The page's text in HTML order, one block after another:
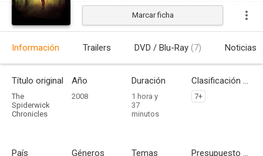
Marcar ficha
Información Trailers DVD / Blu-Ray (7) Noticias
Título original
The
Spiderwick
Chronicles
Año
2008
Duración
1 hora y
37
minutos
Clasificación por edades
7+
País Géneros Temas Presupuesto - Ingresos